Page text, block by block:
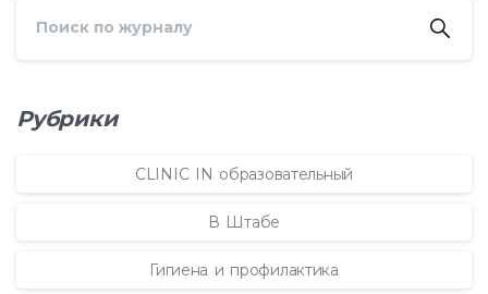
Рубрики
CLINIC IN образовательный
В Штабе
Гигиена и профилактика